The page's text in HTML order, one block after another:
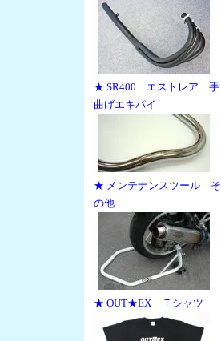
★ SR400 エストレア 手
曲げエキパイ
★ メンテナンスツール そ
の他
★ OUT★EX Ｔシャツ